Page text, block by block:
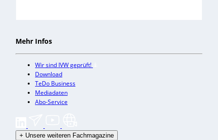
Mehr Infos
Wir sind IVW geprüft!
Download
TeDo Business
Mediadaten
Abo-Service
+ Unsere weiteren Fachmagazine